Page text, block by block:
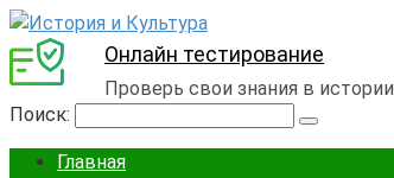
Онлайн тестирование
Проверь свои знания в истории
Поиск:
Главная